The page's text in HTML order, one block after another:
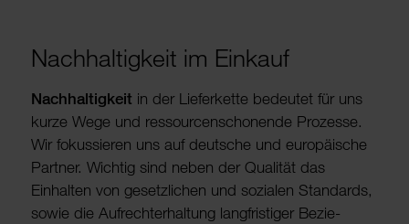
Nach­hal­tig­keit im Einkauf
Nach­hal­tig­keit in der Liefer­kette bedeutet für uns
kurze Wege und ressour­cen­scho­nende Prozesse.
Wir fokus­sieren uns auf deut­sche und euro­pä­i­sche
Partner. Wichtig sind neben der Qualität das
Einhalten von gesetz­li­chen und sozi­alen Stan­dards,
sowie die Aufrecht­er­hal­tung lang­fris­tiger Bezie­